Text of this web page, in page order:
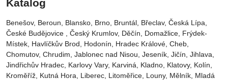
Katalog
Benešov, Beroun, Blansko, Brno, Bruntál, Břeclav, Česká Lípa‎,
České Budějovice‎ , Český Krumlov‎, Děčín‎, Domažlice‎, Frýdek-
Místek‎, Havlíčkův Brod‎, Hodonín, Hradec Králové‎, Cheb‎,
Chomutov‎, Chrudim‎, Jablonec nad Nisou‎, Jeseník‎, Jičín‎, Jihlava,
Jindřichův Hradec‎, Karlovy Vary‎, Karviná‎, Kladno‎, Klatovy‎, Kolín‎,
Kroměříž‎, Kutná Hora‎, Liberec‎, Litoměřice‎, Louny‎, Mělník‎, Mladá